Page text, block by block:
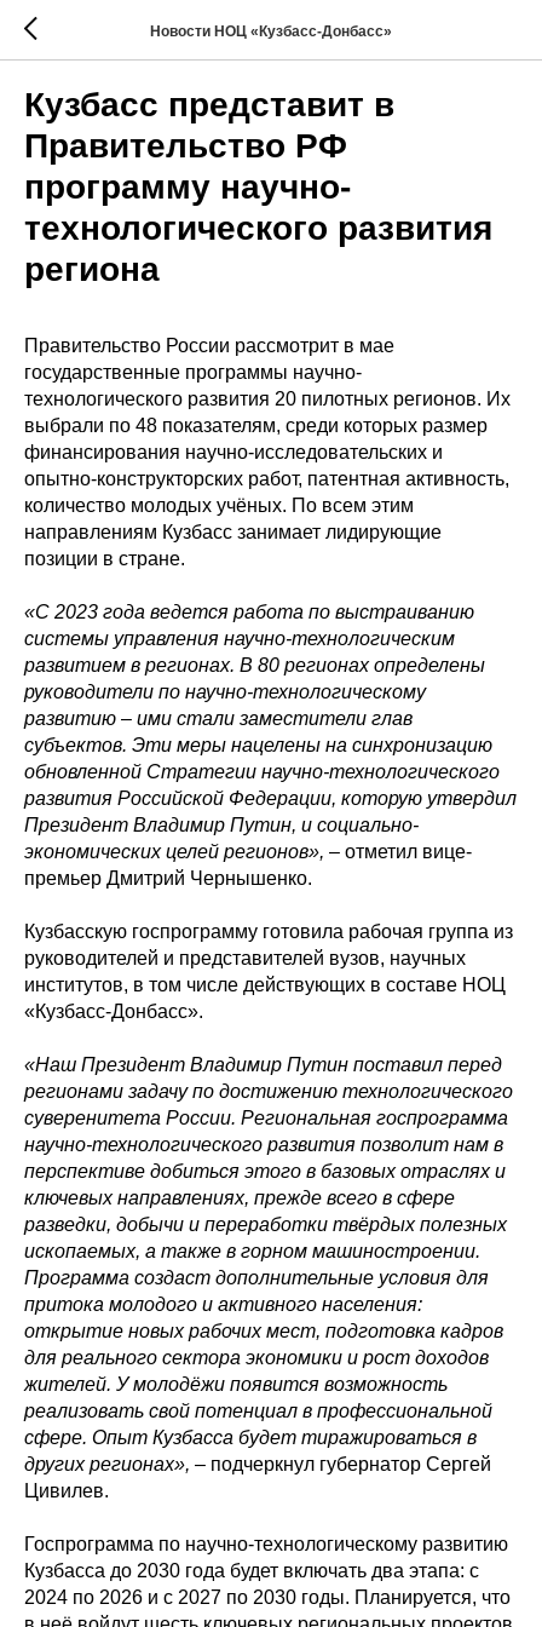
Новости НОЦ «Кузбасс-Донбасс»
Кузбасс представит в
Правительство РФ
программу научно-
технологического развития
региона
Правительство России рассмотрит в мае
государственные программы научно-
технологического развития 20 пилотных регионов. Их
выбрали по 48 показателям, среди которых размер
финансирования научно-исследовательских и
опытно-конструкторских работ, патентная активность,
количество молодых учёных. По всем этим
направлениям Кузбасс занимает лидирующие
позиции в стране.
«С 2023 года ведется работа по выстраиванию
системы управления научно-технологическим
развитием в регионах. В 80 регионах определены
руководители по научно-технологическому
развитию – ими стали заместители глав
субъектов. Эти меры нацелены на синхронизацию
обновленной Стратегии научно-технологического
развития Российской Федерации, которую утвердил
Президент Владимир Путин, и социально-
экономических целей регионов», – отметил вице-
премьер Дмитрий Чернышенко.
Кузбасскую госпрограмму готовила рабочая группа из
руководителей и представителей вузов, научных
институтов, в том числе действующих в составе НОЦ
«Кузбасс-Донбасс».
«Наш Президент Владимир Путин поставил перед
регионами задачу по достижению технологического
суверенитета России. Региональная госпрограмма
научно-технологического развития позволит нам в
перспективе добиться этого в базовых отраслях и
ключевых направлениях, прежде всего в сфере
разведки, добычи и переработки твёрдых полезных
ископаемых, а также в горном машиностроении.
Программа создаст дополнительные условия для
притока молодого и активного населения:
открытие новых рабочих мест, подготовка кадров
для реального сектора экономики и рост доходов
жителей. У молодёжи появится возможность
реализовать свой потенциал в профессиональной
сфере. Опыт Кузбасса будет тиражироваться в
других регионах», – подчеркнул губернатор Сергей
Цивилев.
Госпрограмма по научно-технологическому развитию
Кузбасса до 2030 года будет включать два этапа: с
2024 по 2026 и с 2027 по 2030 годы. Планируется, что